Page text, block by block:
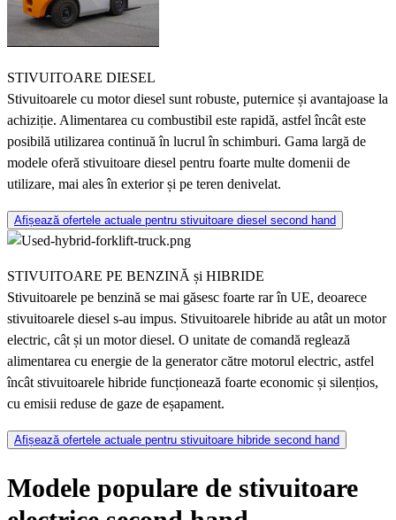
STIVUITOARE DIESEL
Stivuitoarele cu motor diesel sunt robuste, puternice și avantajoase la
achiziție. Alimentarea cu combustibil este rapidă, astfel încât este
posibilă utilizarea continuă în lucrul în schimburi. Gama largă de
modele oferă stivuitoare diesel pentru foarte multe domenii de
utilizare, mai ales în exterior și pe teren denivelat.
Afișează ofertele actuale pentru stivuitoare diesel second hand
STIVUITOARE PE BENZINĂ și HIBRIDE
Stivuitoarele pe benzină se mai găsesc foarte rar în UE, deoarece
stivuitoarele diesel s-au impus. Stivuitoarele hibride au atât un motor
electric, cât și un motor diesel. O unitate de comandă reglează
alimentarea cu energie de la generator către motorul electric, astfel
încât stivuitoarele hibride funcționează foarte economic și silențios,
cu emisii reduse de gaze de eșapament.
Afișează ofertele actuale pentru stivuitoare hibride second hand
Modele populare de stivuitoare